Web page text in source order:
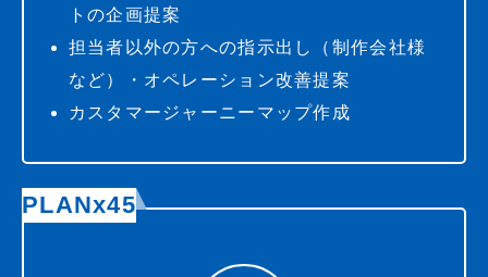
トの企画提案
担当者以外の方への指示出し（制作会社様
など）・オペレーション改善提案
カスタマージャーニーマップ作成
PLANx45